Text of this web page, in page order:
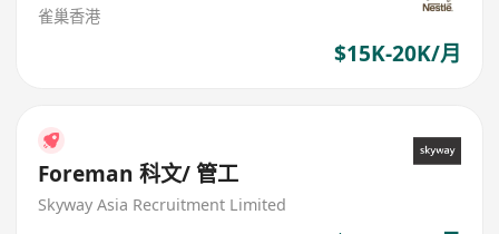
雀巢香港
$15K-20K/月
Foreman 科文/ 管工
Skyway Asia Recruitment Limited